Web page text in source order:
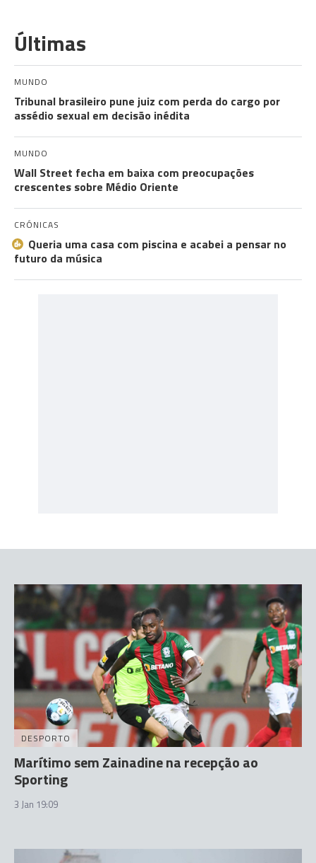
Últimas
MUNDO
Tribunal brasileiro pune juiz com perda do cargo por
assédio sexual em decisão inédita
MUNDO
Wall Street fecha em baixa com preocupações
crescentes sobre Médio Oriente
CRÓNICAS
Queria uma casa com piscina e acabei a pensar no
futuro da música
DESPORTO
Marítimo sem Zainadine na recepção ao
Sporting
3 Jan 19:09